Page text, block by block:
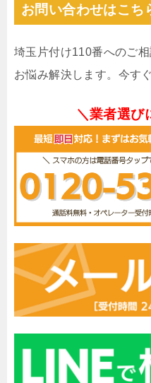
お問い合わせはこち
埼玉片付け110番へのご
お悩み解決します。今す
＼業者選